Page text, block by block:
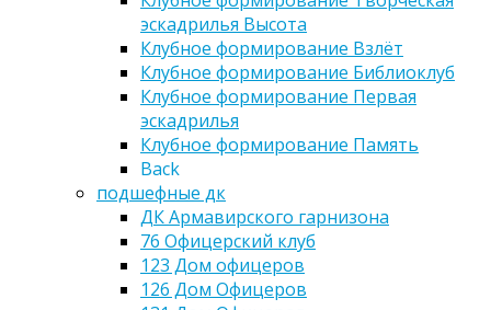
эскадрилья Высота
Клубное формирование Взлёт
Клубное формирование Библиоклуб
Клубное формирование Первая
эскадрилья
Клубное формирование Память
Back
подшефные дк
ДК Армавирского гарнизона
76 Офицерский клуб
123 Дом офицеров
126 Дом Офицеров